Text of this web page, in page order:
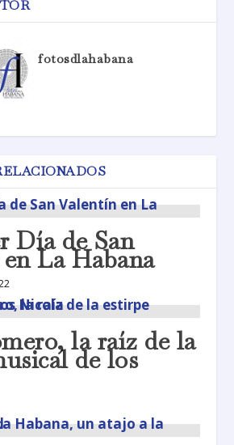
fotosdlahabana
Día de San
La Habana
la raíz de la
de los